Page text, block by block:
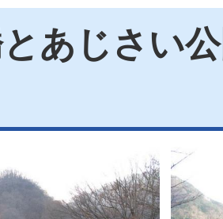
あじさい